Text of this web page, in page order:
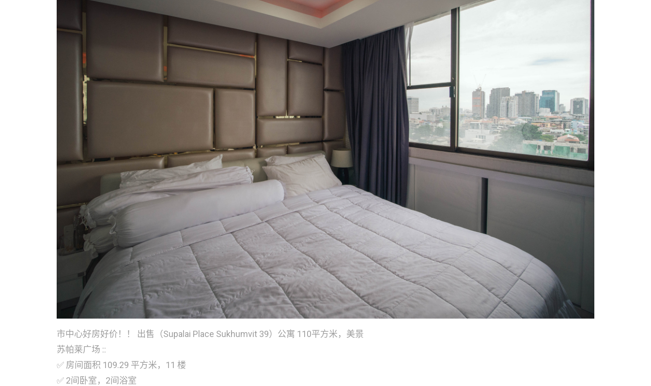
市中心好房好价！！ 出售（Supalai Place Sukhumvit 39）公寓 110平方米，美景
苏帕莱广场 ::
✅ 房间面积 109.29 平方米，11 楼
✅ 2间卧室，2间浴室